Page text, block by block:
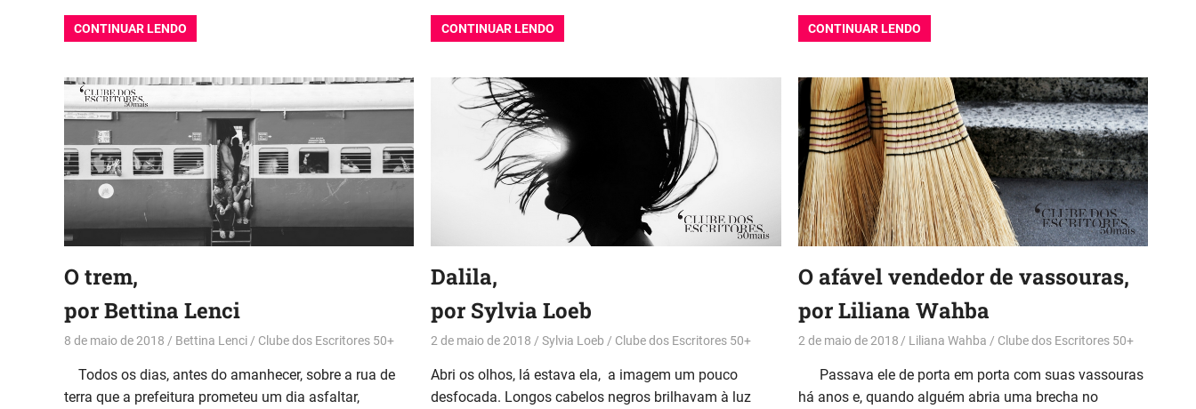
CONTINUAR LENDO CONTINUAR LENDO CONTINUAR LENDO
O trem,
por Bettina Lenci
8 de maio de 2018 Bettina Lenci Clube dos Escritores 50+
Todos os dias, antes do amanhecer, sobre a rua de
terra que a prefeitura prometeu um dia asfaltar,
Dalila,
por Sylvia Loeb
2 de maio de 2018 Sylvia Loeb Clube dos Escritores 50+
Abri os olhos, lá estava ela, a imagem um pouco
desfocada. Longos cabelos negros brilhavam à luz
O afável vendedor de vassouras,
por Liliana Wahba
2 de maio de 2018 Liliana Wahba Clube dos Escritores 50+
Passava ele de porta em porta com suas vassouras
há anos e, quando alguém abria uma brecha no